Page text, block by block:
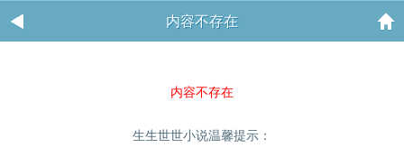
内容不存在
内容不存在
生生世世小说温馨提示：